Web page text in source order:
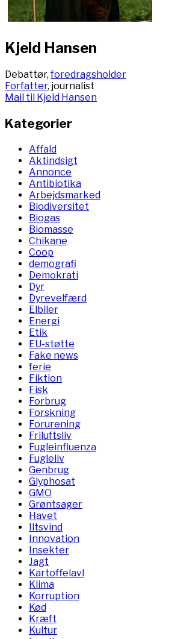
Kjeld Hansen
Debattør,foredragsholder
Forfatter, journalist
Mail til Kjeld Hansen
Kategorier
Affald
Aktindsigt
Annonce
Antibiotika
Arbejdsmarked
Biodiversitet
Biogas
Biomasse
Chikane
Coop
demografi
Demokrati
Dyr
Dyrevelfærd
Elbiler
Energi
Etik
EU-støtte
Fake news
ferie
Fiktion
Fisk
Forbrug
Forskning
Forurening
Friluftsliv
Fugleinfluenza
Fugleliv
Genbrug
Glyphosat
GMO
Grøntsager
Havet
Iltsvind
Innovation
Insekter
Jagt
Kartoffelavl
Klima
Korruption
Kød
Kræft
Kultur